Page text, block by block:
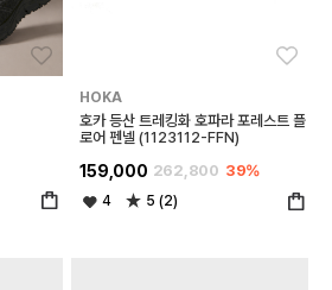
HOKA
호카 등산 트레킹화 호파라 포레스트 플
로어 펜넬 (1123112-FFN)
159,000 262,800 39%
4 5 (2)